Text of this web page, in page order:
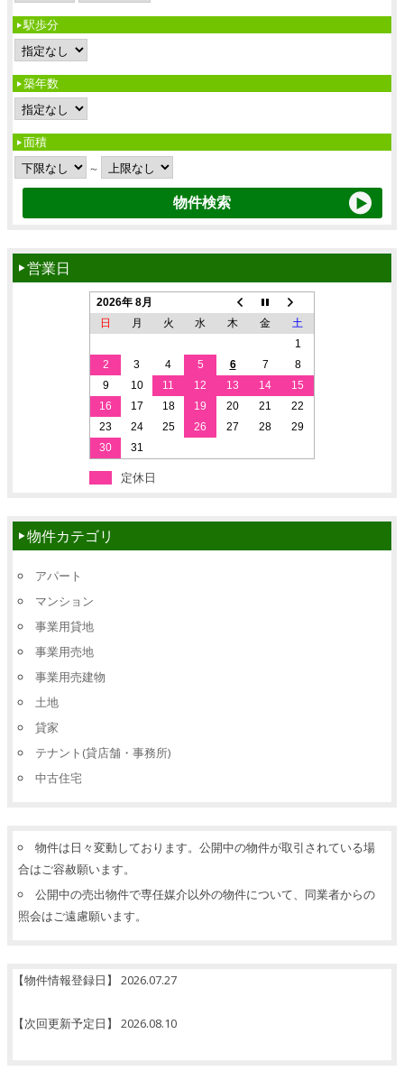
駅歩分
築年数
面積
～
営業日
2026年 8月
日
月 火 水 木 金
土
1
2
3 4 5 6 7
8
9
10 11 12 13 14
15
16
17 18 19 20 21
22
23
24 25 26 27 28
29
30
31
定休日
物件カテゴリ
アパート
マンション
事業用貸地
事業用売地
事業用売建物
土地
貸家
テナント(貸店舗・事務所)
中古住宅
物件は日々変動しております。公開中の物件が取引されている場
合はご容赦願います。
公開中の売出物件で専任媒介以外の物件について、同業者からの
照会はご遠慮願います。
【物件情報登録日】 2026.07.27
【次回更新予定日】 2026.08.10